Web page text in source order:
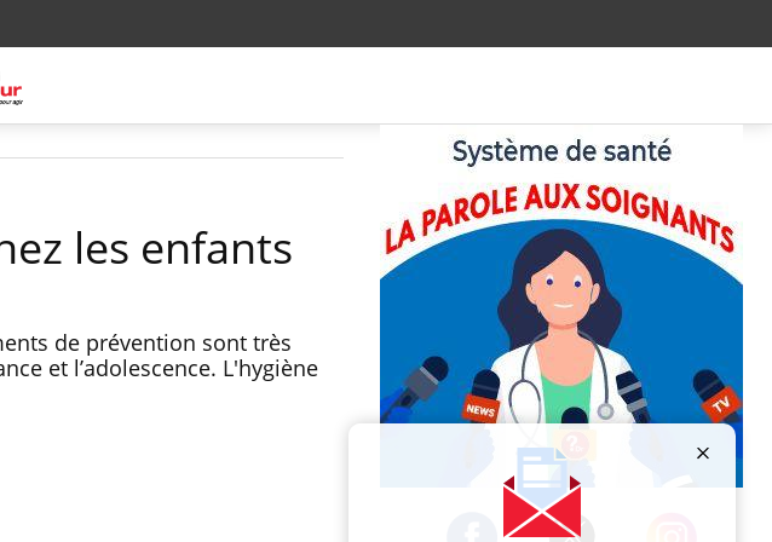
les enfants
de prévention sont très
et l’adolescence. L'hygiène